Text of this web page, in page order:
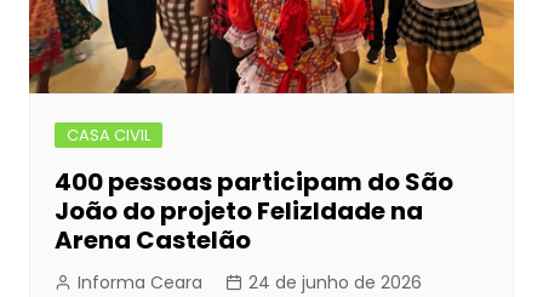
CASA CIVIL
400 pessoas participam do São
João do projeto FelizIdade na
Arena Castelão
Informa Ceara 24 de junho de 2026